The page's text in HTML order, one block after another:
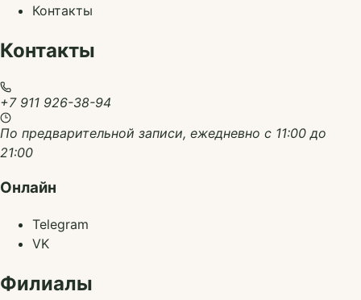
Контакты
Контакты
+7 911 926-38-94
По предварительной записи, ежедневно с 11:00 до
21:00
Онлайн
Telegram
VK
Филиалы